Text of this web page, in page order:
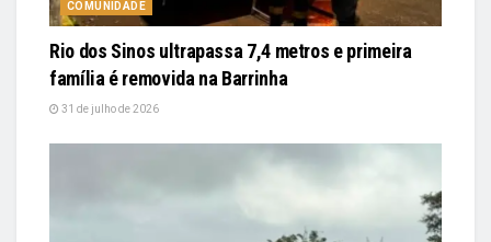
COMUNIDADE
Rio dos Sinos ultrapassa 7,4 metros e primeira
família é removida na Barrinha
31 de julho de 2026